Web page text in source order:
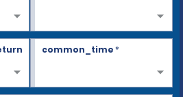
common_time*